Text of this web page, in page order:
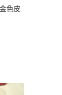
色皮